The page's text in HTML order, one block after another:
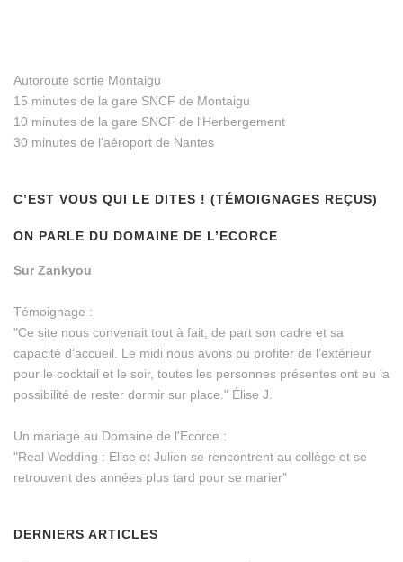
Autoroute sortie Montaigu
15 minutes de la gare SNCF de Montaigu
10 minutes de la gare SNCF de l'Herbergement
30 minutes de l'aéroport de Nantes
C’EST VOUS QUI LE DITES ! (TÉMOIGNAGES REÇUS)
ON PARLE DU DOMAINE DE L’ECORCE
Sur Zankyou
Témoignage :
"Ce site nous convenait tout à fait, de part son cadre et sa
capacité d’accueil. Le midi nous avons pu profiter de l’extérieur
pour le cocktail et le soir, toutes les personnes présentes ont eu la
possibilité de rester dormir sur place." Élise J.
Un mariage au Domaine de l'Ecorce :
"Real Wedding : Elise et Julien se rencontrent au collège et se
retrouvent des années plus tard pour se marier"
DERNIERS ARTICLES